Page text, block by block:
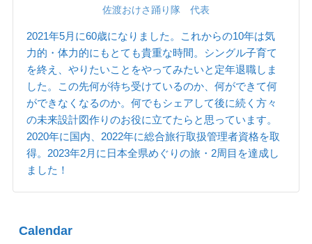
佐渡おけさ踊り隊 代表
2021年5月に60歳になりました。これからの10年は気
力的・体力的にもとても貴重な時間。シングル子育て
を終え、やりたいことをやってみたいと定年退職しま
した。この先何が待ち受けているのか、何ができて何
ができなくなるのか。何でもシェアして後に続く方々
の未来設計図作りのお役に立てたらと思っています。
2020年に国内、2022年に総合旅行取扱管理者資格を取
得。2023年2月に日本全県めぐりの旅・2周目を達成し
ました！
Calendar